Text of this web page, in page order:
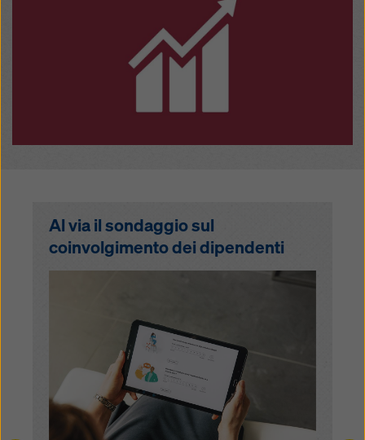
Al via il sondaggio sul
coinvolgimento dei dipendenti